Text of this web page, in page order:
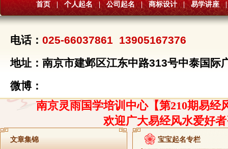
首页 | 个人起名 | 公司起名 | 商标设计 | 易学讲座 |
电话： 025-66037861 13905167376
地址：南京市建邺区江东中路313号中泰国际
微博：
南京灵雨国学培训中心【第210期易经
欢迎广大易经风水爱好
文章集锦 宝宝起名专栏